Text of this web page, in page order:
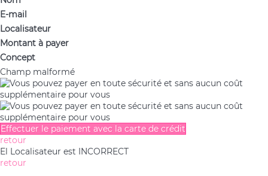
E-mail
Localisateur
Montant à payer
Concept
Champ malformé
Effectuer le paiement avec la carte de crédit
retour
El Localisateur est INCORRECT
retour